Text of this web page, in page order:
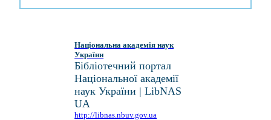
Національна академія наук
України
Бібліотечний портал
Національної академії
наук України | LibNAS
UA
http://libnas.nbuv.gov.ua